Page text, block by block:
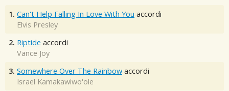
1. Can't Help Falling In Love With You accordi
Elvis Presley
2. Riptide accordi
Vance Joy
3. Somewhere Over The Rainbow accordi
Israel Kamakawiwo'ole